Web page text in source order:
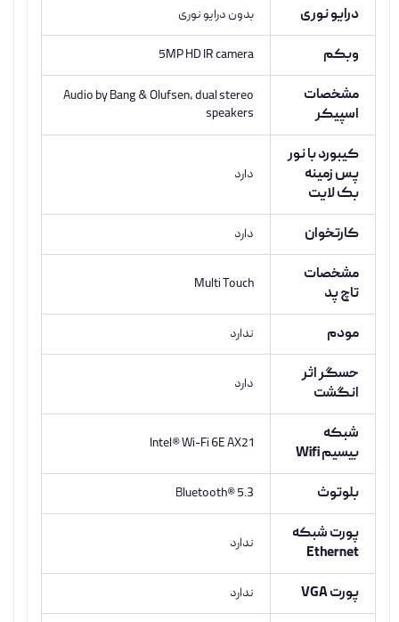
درایو نوری بدون درایو نوری
وبکم 5MP HD IR camera
مشخصات
اسپیکر
Audio by Bang & Olufsen, dual stereo
speakers
کیبورد با نور
پس زمینه
بک لایت
دارد
کارتخوان دارد
مشخصات
تاچ پد
Multi Touch
مودم ندارد
حسگر اثر
انگشت
دارد
شبکه
بیسیم Wifi
Intel® Wi-Fi 6E AX21
بلوتوث Bluetooth® 5.3
پورت شبکه
Ethernet
ندارد
پورت VGA ندارد